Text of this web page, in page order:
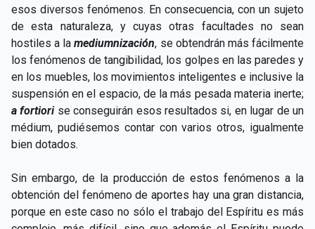
esos diversos fenómenos. En consecuencia, con un sujeto
de esta naturaleza, y cuyas otras facultades no sean
hostiles a lamediumnización, se obtendrán más fácilmente
los fenómenos de tangibilidad, los golpes en las paredes y
en los muebles, los movimientos inteligentes e inclusive la
suspensión en el espacio, de la más pesada materia inerte;
a fortiorise conseguirán esos resultados si, en lugar de un
médium, pudiésemos contar con varios otros, igualmente
bien dotados.
Sin embargo, de la producción de estos fenómenos a la
obtención del fenómeno de aportes hay una gran distancia,
porque en este caso no sólo el trabajo del Espíritu es más